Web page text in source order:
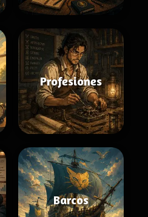
Profesiones
Barcos